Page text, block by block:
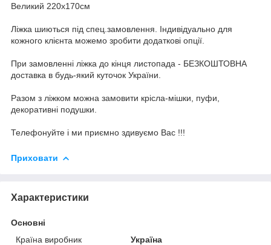
Великий 220х170см
Ліжка шиються під спец.замовлення. Індивідуально для
кожного клієнта можемо зробити додаткові опції.
При замовленні ліжка до кінця листопада - БЕЗКОШТОВНА
доставка в будь-який куточок України.
Разом з ліжком можна замовити крісла-мішки, пуфи,
декоративні подушки.
Телефонуйте і ми приємно здивуємо Вас !!!
Приховати
Характеристики
Основні
Країна виробник
Україна